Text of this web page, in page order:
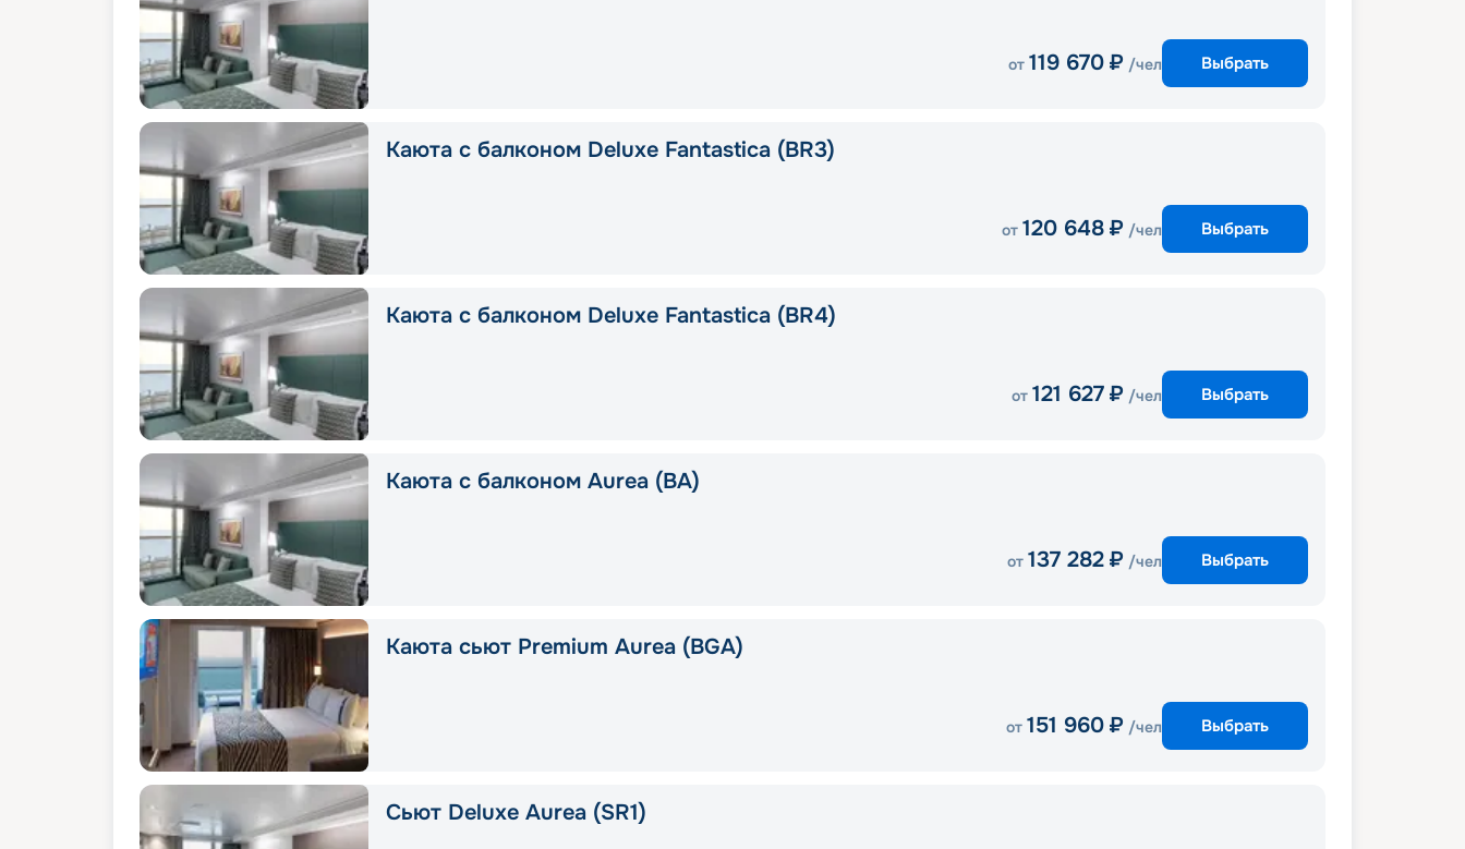
от 119 670 ₽ /чел Выбрать
Каюта с балконом Deluxe Fantastica (BR3)
от 120 648 ₽ /чел Выбрать
Каюта с балконом Deluxe Fantastica (BR4)
от 121 627 ₽ /чел Выбрать
Каюта с балконом Aurea (BA)
от 137 282 ₽ /чел Выбрать
Каюта сьют Premium Aurea (BGA)
от 151 960 ₽ /чел Выбрать
Сьют Deluxe Aurea (SR1)